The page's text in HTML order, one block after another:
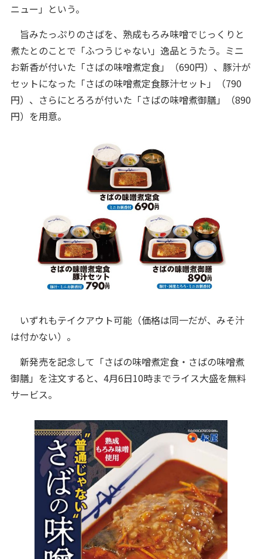
ニュー」という。
旨みたっぷりのさばを、熟成もろみ味噌でじっくりと
煮たとのことで「ふつうじゃない」逸品とうたう。ミニ
お新香が付いた「さばの味噌煮定食」（690円）、豚汁が
セットになった「さばの味噌煮定食豚汁セット」（790
円）、さらにとろろが付いた「さばの味噌煮御膳」（890
円）を用意。
いずれもテイクアウト可能（価格は同一だが、みそ汁
は付かない）。
新発売を記念して「さばの味噌煮定食・さばの味噌煮
御膳」を注文すると、4月6日10時までライス大盛を無料
サービス。